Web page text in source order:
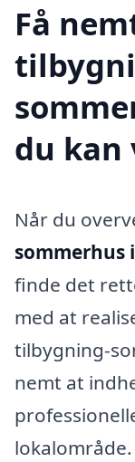
Få
du
Når du
sommerhus
finde det
med at
tilbygning-
nemt at